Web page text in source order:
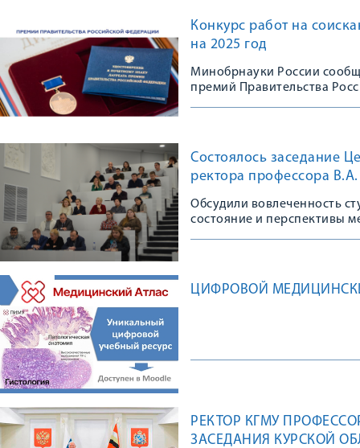
Конкурс работ на
на 2025 год
Минобрнауки России
премий Правительства
Состоялось заседание
ректора профессора
Обсудили вовлеченность
состояние и перспективы
ЦИФРОВОЙ
РЕКТОР КГМУ
ЗАСЕДАНИЯ КУРСКОЙ